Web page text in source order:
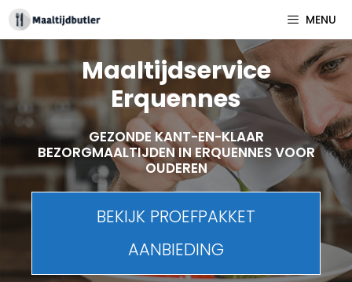
Spring
naar
inhoud
MENU
Maaltijdservice
Erquennes
GEZONDE KANT-EN-KLAAR
BEZORGMAALTIJDEN IN ERQUENNES VOOR
OUDEREN
BEKIJK PROEFPAKKET
AANBIEDING